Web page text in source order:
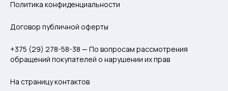
Политика конфиденциальности
Договор публичной оферты
+375 (29) 278-58-38 — По вопросам рассмотрения
обращений покупателей о нарушении их прав
На страницу контактов